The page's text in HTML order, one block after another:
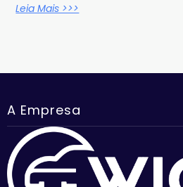
Leia Mais >>>
A Empresa